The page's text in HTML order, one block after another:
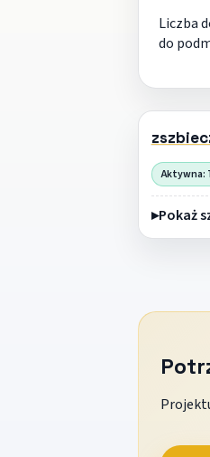
Liczba
do
Aktywna:
Pokaż